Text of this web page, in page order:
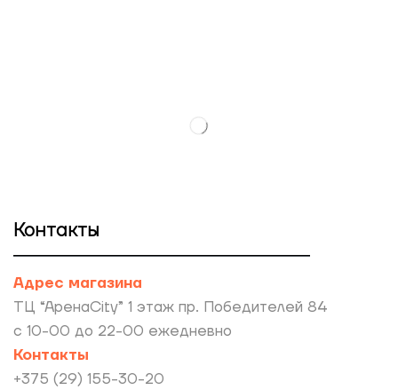
Контакты
Адрес магазина
ТЦ “АренаCity” 1 этаж пр. Победителей 84
с 10-00 до 22-00 ежедневно
Контакты
+375 (29) 155-30-20